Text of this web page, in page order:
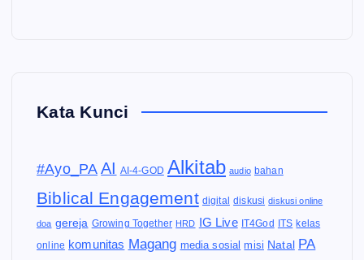
Kata Kunci
#Ayo_PA AI AI-4-GOD Alkitab audio bahan
Biblical Engagement digital diskusi diskusi online
doa gereja Growing Together HRD IG Live IT4God ITS kelas
online komunitas Magang media sosial misi Natal PA